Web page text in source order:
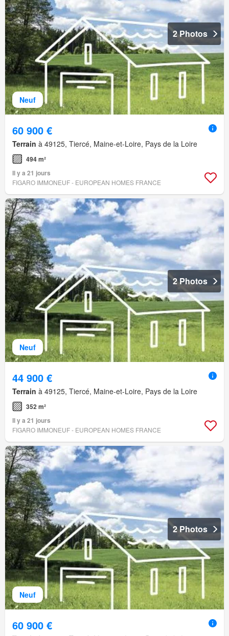
Neuf
2 Photos
60 900 €
Terrain à 49125, Tiercé, Maine-et-Loire, Pays de la Loire
494 m²
Il y a 21 jours
FIGARO IMMONEUF - EUROPEAN HOMES FRANCE
Neuf
2 Photos
44 900 €
Terrain à 49125, Tiercé, Maine-et-Loire, Pays de la Loire
352 m²
Il y a 21 jours
FIGARO IMMONEUF - EUROPEAN HOMES FRANCE
Neuf
2 Photos
60 900 €